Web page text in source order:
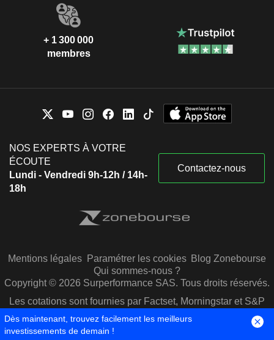
+ 1 300 000
membres
NOS EXPERTS À VOTRE
ÉCOUTE
Lundi - Vendredi 9h-12h / 14h-
18h
Contactez-nous
Mentions légales Paramétrer les cookies Blog Zonebourse
Qui sommes-nous ?
Copyright © 2026 Surperformance SAS. Tous droits réservés.
Les cotations sont fournies par Factset, Morningstar et S&P
Capital IQ
Dès maintenant, trouvez facilement les meilleurs
investissements de demain !